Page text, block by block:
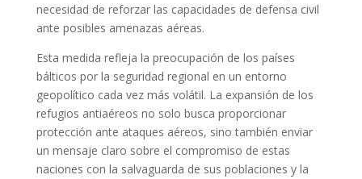
necesidad de reforzar las capacidades de defensa civil
ante posibles amenazas aéreas.
Esta medida refleja la preocupación de los países
bálticos por la seguridad regional en un entorno
geopolítico cada vez más volátil. La expansión de los
refugios antiaéreos no solo busca proporcionar
protección ante ataques aéreos, sino también enviar
un mensaje claro sobre el compromiso de estas
naciones con la salvaguarda de sus poblaciones y la